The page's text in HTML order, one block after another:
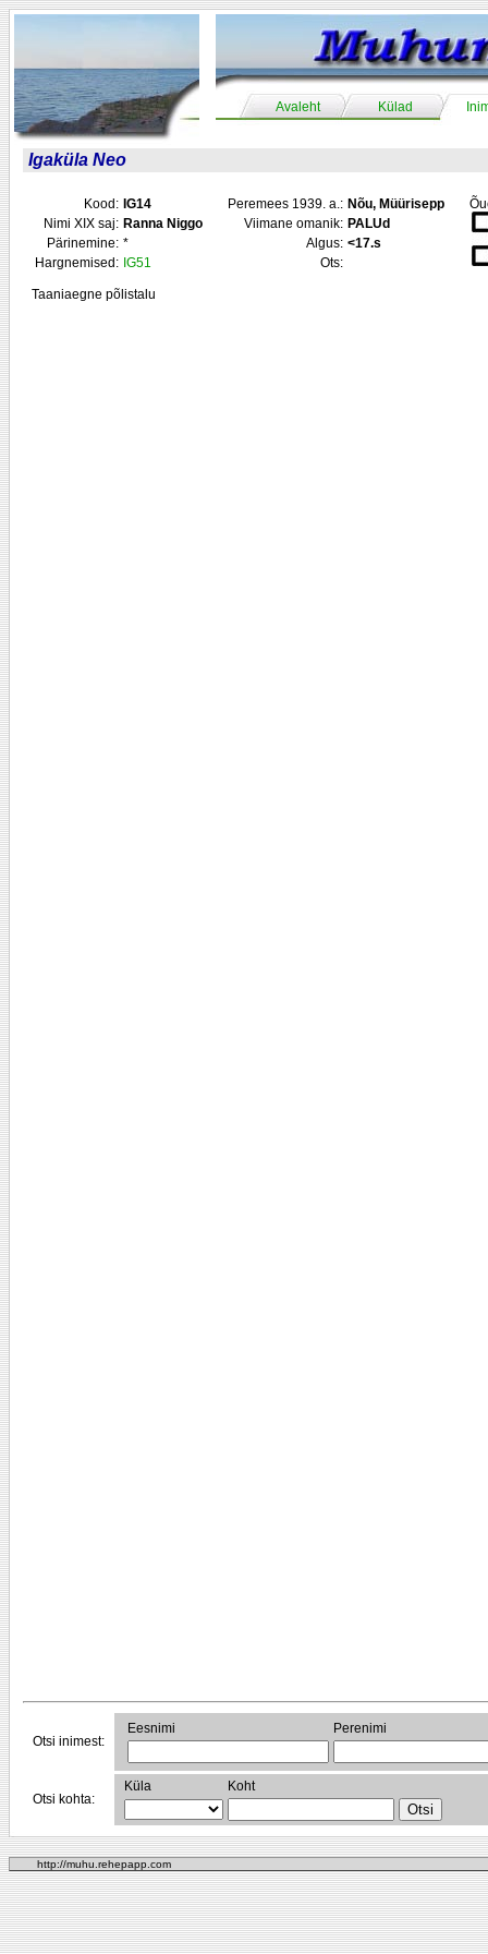
Avaleht Külad
Igaküla Neo
Kood: IG14 Peremees 1939. a.: Nõu, Müürisepp
Nimi XIX saj: Ranna Niggo Viimane omanik: PALUd
Pärinemine: * Algus: <17.s
Hargnemised: IG51 Ots:
Taaniaegne põlistalu
Otsi inimest:
Eesnimi Perenimi
Otsi kohta:
Küla Koht
http://muhu.rehepapp.com